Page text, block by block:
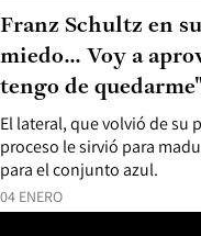
04 ENERO
El lateral, que volvió de su
proceso le sirvió para
para el conjunto azul.
Franz Schultz en
miedo... Voy a
tengo de quedarme"